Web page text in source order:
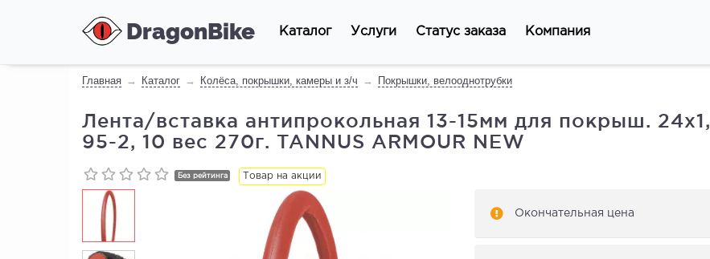
DragonBike Каталог Услуги Статус заказа Компания
Главная Каталог Колёса, покрышки, камеры и з/ч Покрышки, велооднотрубки
Лента/вставка антипрокольная 13-15мм для покрыш. 24х1,
95-2, 10 вес 270г. TANNUS ARMOUR NEW
Без рейтинга Товар на акции
Окончательная цена